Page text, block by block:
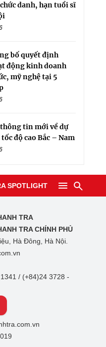
danh, hạn tuổi sĩ
bố quyết định
động kinh doanh
mỹ nghệ tại 5
tin mới về dự
độ cao Bắc – Nam
SPOTLIGHT
TRA
TRA CHÍNH PHỦ
Hà Đông, Hà Nội.
/ (+84)24 3728 -